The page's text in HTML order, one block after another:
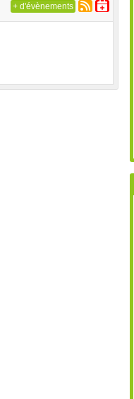
+ d'évènements